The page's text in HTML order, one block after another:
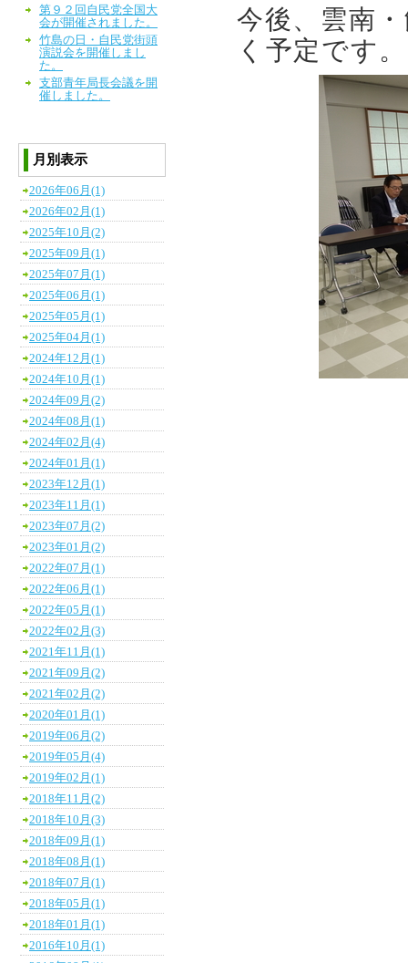
今後、雲南
く予定です。
第９２回自民党全国大
会が開催されました。
竹島の日・自民党街頭
演説会を開催しまし
た。
支部青年局長会議を開
催しました。
月別表示
2026年06月(1)
2026年02月(1)
2025年10月(2)
2025年09月(1)
2025年07月(1)
2025年06月(1)
2025年05月(1)
2025年04月(1)
2024年12月(1)
2024年10月(1)
2024年09月(2)
2024年08月(1)
2024年02月(4)
2024年01月(1)
2023年12月(1)
2023年11月(1)
2023年07月(2)
2023年01月(2)
2022年07月(1)
2022年06月(1)
2022年05月(1)
2022年02月(3)
2021年11月(1)
2021年09月(2)
2021年02月(2)
2020年01月(1)
2019年06月(2)
2019年05月(4)
2019年02月(1)
2018年11月(2)
2018年10月(3)
2018年09月(1)
2018年08月(1)
2018年07月(1)
2018年05月(1)
2018年01月(1)
2016年10月(1)